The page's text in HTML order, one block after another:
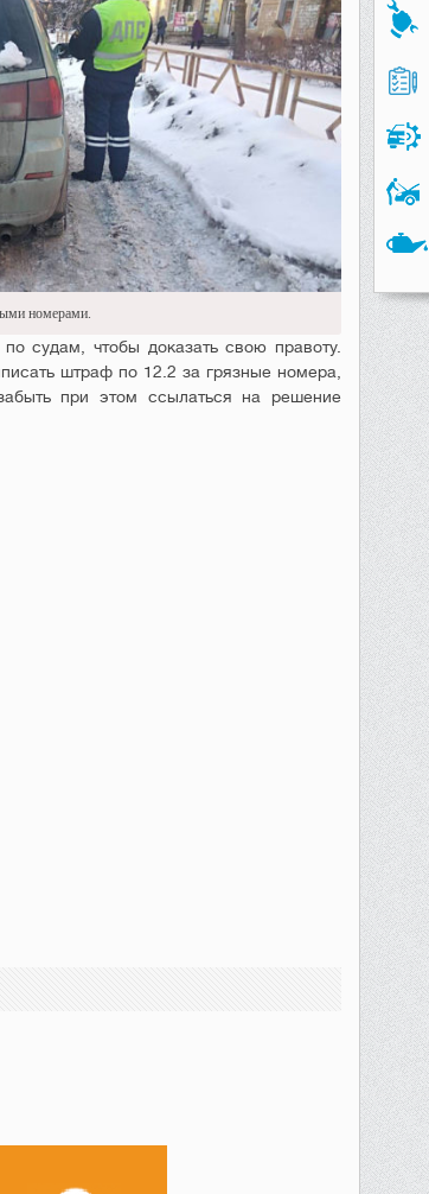
номерами.
судам, чтобы доказать свою правоту.
штраф по 12.2 за грязные номера,
при этом ссылаться на решение